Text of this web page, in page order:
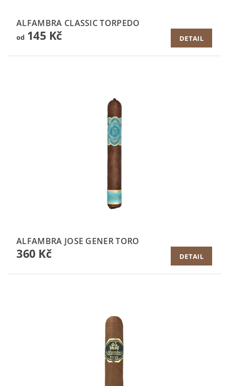
ALFAMBRA CLASSIC TORPEDO
od145 Kč DETAIL
ALFAMBRA JOSE GENER TORO
360 Kč DETAIL